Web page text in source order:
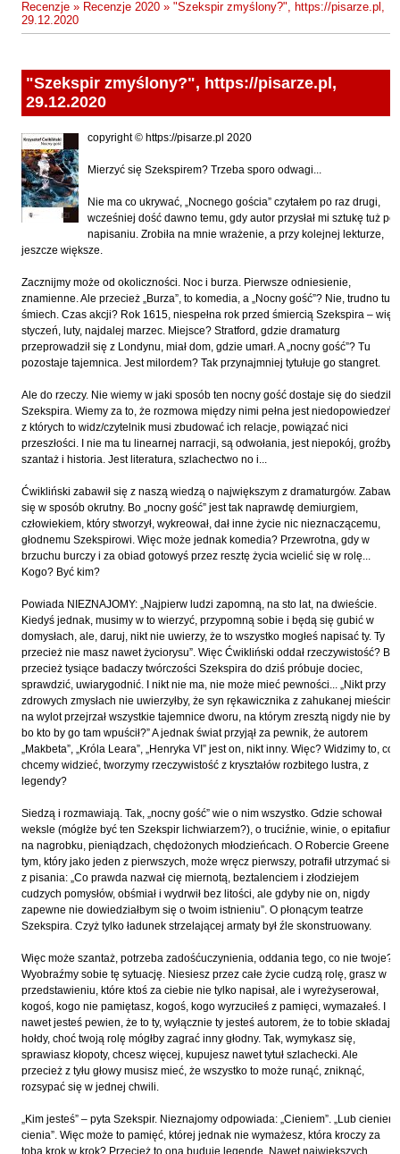
Fluks Piotr
Frenger Marek
Gedroyć Krzysztof
Gleń Adrian
Gondek Katarzyna
Gorszewski Paweł
Grodecki Andrzej
Gryko Krzysztof
Guillevic
Gwiazda-Elmerych Małgorzata
Helbig Brygida
Hoffmann Krzysztof
Holden Gojtowski Jarek
Hrynacz Tomasz
Jakób Lech M.
Jakubowski Paweł
Jasina Zbigniew
Jentys-Borelowska Maria
Jocher Waldemar
Jonaszko Jolanta
Juzyszyn Wojciech
Kain Dawid
Kalenin Magdalena
Kamiński Gabriel Leonard
Kaniecka-Mazurek Anna
Kántor Péter
Keineg Paol
Kemény István
Kępiński Piotr
Kępisty Iwona
Kierc Bogusław
Klera Wiktoria
Klęczar Wojciech
Kopacki Andrzej
Kosiorowski Zbigniew
Kryszak Janusz
Księżyk Jarosław
Kuźnicki Sławomir
Kyrcz Jr Kazimierz
Latawiec Bogusława
Artur Daniel Liskowacki
Jakub Michał PawłowskiAgrestowe sny
Uta PrzybośCoraz
Gustaw Rajmus Królestwa
Rafał SienkiewiczSmutny bóg
Karol SamselAutodafe 8
Karol SamselCairo Declaration
Recenzje» Recenzje 2020» "Szekspir zmyślony?", https://pisarze.pl,
29.12.2020
"Szekspir zmyślony?", https://pisarze.pl,
29.12.2020
copyright © https://pisarze.pl 2020
Mierzyć się Szekspirem? Trzeba sporo odwagi...
Nie ma co ukrywać, „Nocnego gościa” czytałem po raz drugi,
wcześniej dość dawno temu, gdy autor przysłał mi sztukę tuż po
napisaniu. Zrobiła na mnie wrażenie, a przy kolejnej lekturze,
jeszcze większe.
Zacznijmy może od okoliczności. Noc i burza. Pierwsze odniesienie,
znamienne. Ale przecież „Burza”, to komedia, a „Nocny gość”? Nie, trudno tu o
śmiech. Czas akcji? Rok 1615, niespełna rok przed śmiercią Szekspira – więc
styczeń, luty, najdalej marzec. Miejsce? Stratford, gdzie dramaturg
przeprowadził się z Londynu, miał dom, gdzie umarł. A „nocny gość”? Tu
pozostaje tajemnica. Jest milordem? Tak przynajmniej tytułuje go stangret.
Ale do rzeczy. Nie wiemy w jaki sposób ten nocny gość dostaje się do siedziby
Szekspira. Wiemy za to, że rozmowa między nimi pełna jest niedopowiedzeń,
z których to widz/czytelnik musi zbudować ich relacje, powiązać nici
przeszłości. I nie ma tu linearnej narracji, są odwołania, jest niepokój, groźby,
szantaż i historia. Jest literatura, szlachectwo no i...
Ćwikliński zabawił się z naszą wiedzą o największym z dramaturgów. Zabawił
się w sposób okrutny. Bo „nocny gość” jest tak naprawdę demiurgiem,
człowiekiem, który stworzył, wykreował, dał inne życie nic nieznaczącemu,
głodnemu Szekspirowi. Więc może jednak komedia? Przewrotna, gdy w
brzuchu burczy i za obiad gotowyś przez resztę życia wcielić się w rolę...
Kogo? Być kim?
Powiada NIEZNAJOMY: „Najpierw ludzi zapomną, na sto lat, na dwieście.
Kiedyś jednak, musimy w to wierzyć, przypomną sobie i będą się gubić w
domysłach, ale, daruj, nikt nie uwierzy, że to wszystko mogłeś napisać ty. Ty
przecież nie masz nawet życiorysu”. Więc Ćwikliński oddał rzeczywistość? Bo
przecież tysiące badaczy twórczości Szekspira do dziś próbuje dociec,
sprawdzić, uwiarygodnić. I nikt nie ma, nie może mieć pewności... „Nikt przy
zdrowych zmysłach nie uwierzyłby, że syn rękawicznika z zahukanej mieściny
na wylot przejrzał wszystkie tajemnice dworu, na którym zresztą nigdy nie był,
bo kto by go tam wpuścił?” A jednak świat przyjął za pewnik, że autorem
„Makbeta”, „Króla Leara”, „Henryka VI” jest on, nikt inny. Więc? Widzimy to, co
chcemy widzieć, tworzymy rzeczywistość z kryształów rozbitego lustra, z
legendy?
Siedzą i rozmawiają. Tak, „nocny gość” wie o nim wszystko. Gdzie schował
weksle (mógłże być ten Szekspir lichwiarzem?), o truciźnie, winie, o epitafium
na nagrobku, pieniądzach, chędożonych młodzieńcach. O Robercie Greene,
tym, który jako jeden z pierwszych, może wręcz pierwszy, potrafił utrzymać się
z pisania: „Co prawda nazwał cię miernotą, beztalenciem i złodziejem
cudzych pomysłów, obśmiał i wydrwił bez litości, ale gdyby nie on, nigdy
zapewne nie dowiedziałbym się o twoim istnieniu”. O płonącym teatrze
Szekspira. Czyż tylko ładunek strzelającej armaty był źle skonstruowany.
Więc może szantaż, potrzeba zadośćuczynienia, oddania tego, co nie twoje?
Wyobraźmy sobie tę sytuację. Niesiesz przez całe życie cudzą rolę, grasz w
przedstawieniu, które ktoś za ciebie nie tylko napisał, ale i wyreżyserował,
kogoś, kogo nie pamiętasz, kogoś, kogo wyrzuciłeś z pamięci, wymazałeś. I
nawet jesteś pewien, że to ty, wyłącznie ty jesteś autorem, że to tobie składają
hołdy, choć twoją rolę mógłby zagrać inny głodny. Tak, wymykasz się,
sprawiasz kłopoty, chcesz więcej, kupujesz nawet tytuł szlachecki. Ale
przecież z tyłu głowy musisz mieć, że wszystko to może runąć, zniknąć,
rozsypać się w jednej chwili.
„Kim jesteś” – pyta Szekspir. Nieznajomy odpowiada: „Cieniem”. „Lub cieniem
cienia”. Więc może to pamięć, której jednak nie wymażesz, która kroczy za